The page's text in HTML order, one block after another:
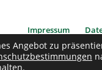
Impressum
© 2026Verein
Angebot zu